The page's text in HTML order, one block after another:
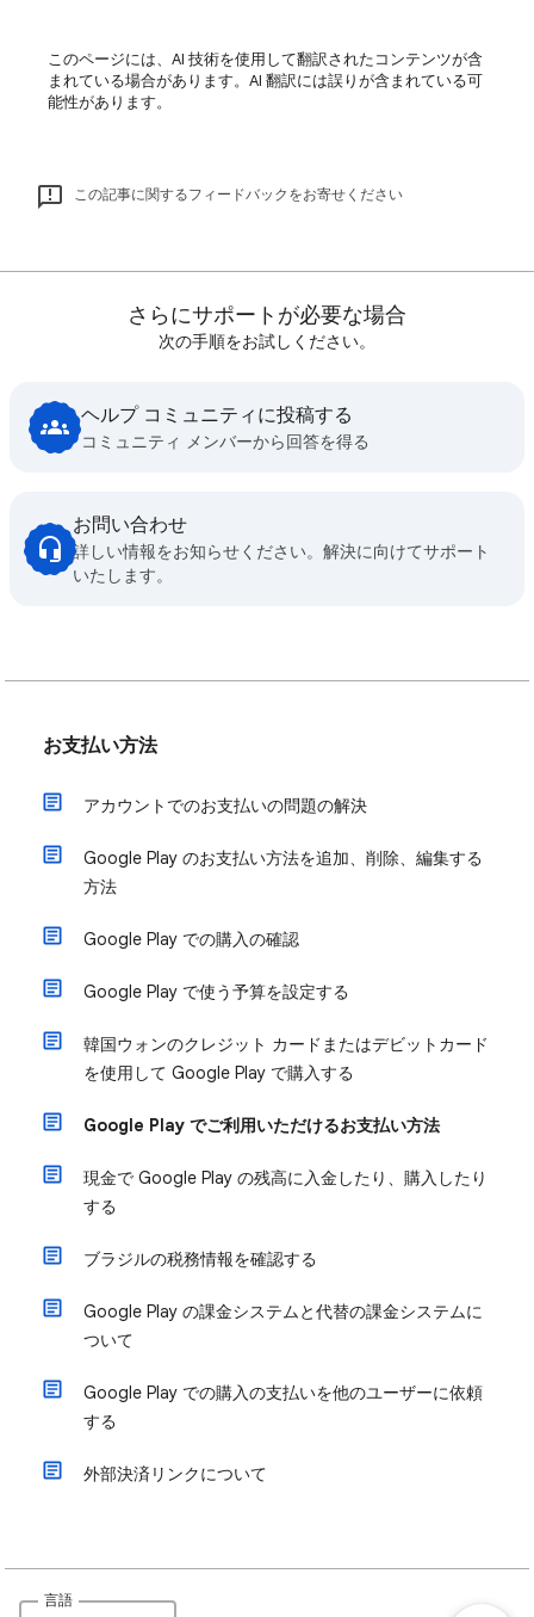
このページには、AI 技術を使用して翻訳されたコンテンツが含
まれている場合があります。AI 翻訳には誤りが含まれている可
能性があります。
この記事に関するフィードバックをお寄せください
さらにサポートが必要な場合
次の手順をお試しください。
ヘルプ コミュニティに投稿する
コミュニティ メンバーから回答を得る
お問い合わせ
詳しい情報をお知らせください。解決に向けてサポート
いたします。
お支払い方法
アカウントでのお支払いの問題の解決
Google Play のお支払い方法を追加、削除、編集する
方法
Google Play での購入の確認
Google Play で使う予算を設定する
韓国ウォンのクレジット カードまたはデビットカード
を使用して Google Play で購入する
Google Play でご利用いただけるお支払い方法
現金で Google Play の残高に入金したり、購入したり
する
ブラジルの税務情報を確認する
Google Play の課金システムと代替の課金システムに
ついて
Google Play での購入の支払いを他のユーザーに依頼
する
外部決済リンクについて
言語